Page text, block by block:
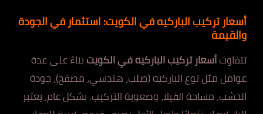
أسعار تركيب الباركيه في الكويت: استثمار في الجودة
والقيمة
تتفاوتأسعار تركيب الباركيه في الكويتبناءً على عدة
عوامل مثل نوع الباركيه (صلب، هندسي، مصفح)، جودة
الخشب، مساحة الفيلا، وصعوبة التركيب. بشكل عام، يعتبر